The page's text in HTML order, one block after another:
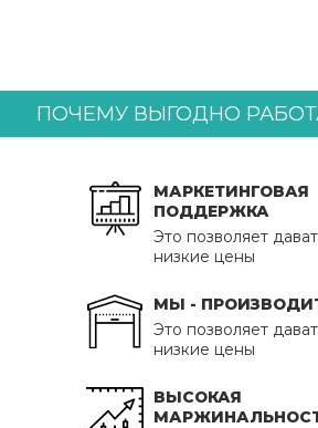
ПОЧЕМУ ВЫГОДНО
МАРКЕТИНГОВАЯ
ПОДДЕРЖКА
Это позволяет
низкие цены
МЫ -
Это позволяет
низкие цены
ВЫСОКАЯ